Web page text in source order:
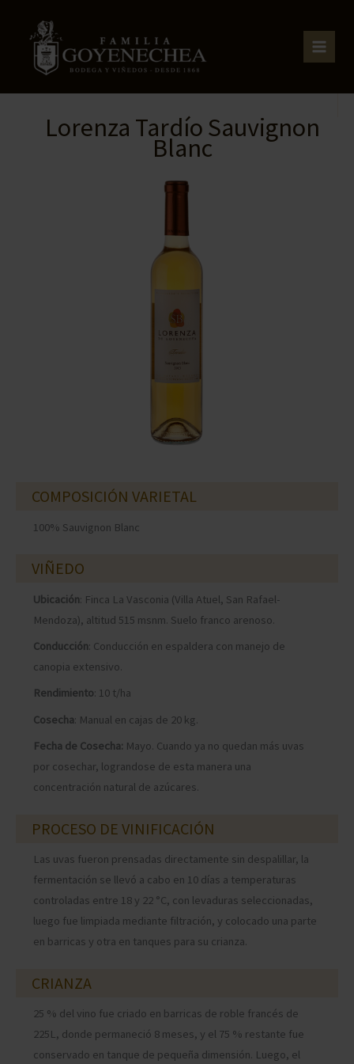
contenido
Lorenza Tardío Sauvignon
Blanc
COMPOSICIÓN VARIETAL
100% Sauvignon Blanc
VIÑEDO
Ubicación: Finca La Vasconia (Villa Atuel, San Rafael-
Mendoza), altitud 515 msnm. Suelo franco arenoso.
Conducción: Conducción en espaldera con manejo de
canopia extensivo.
Rendimiento: 10 t/ha
Cosecha: Manual en cajas de 20 kg.
Fecha de Cosecha: Mayo. Cuando ya no quedan más uvas
por cosechar, lograndose de esta manera una
concentración natural de azúcares.
PROCESO DE VINIFICACIÓN
Las uvas fueron prensadas directamente sin despalillar, la
fermentación se llevó a cabo en 10 días a temperaturas
controladas entre 18 y 22 °C, con levaduras seleccionadas,
luego fue limpiada mediante filtración, y colocado una parte
en barricas y otra en tanques para su crianza.
CRIANZA
25 % del vino fue criado en barricas de roble francés de
225L, donde permaneció 8 meses, y el 75 % restante fue
conservado en tanque de pequeña dimensión. Luego, el